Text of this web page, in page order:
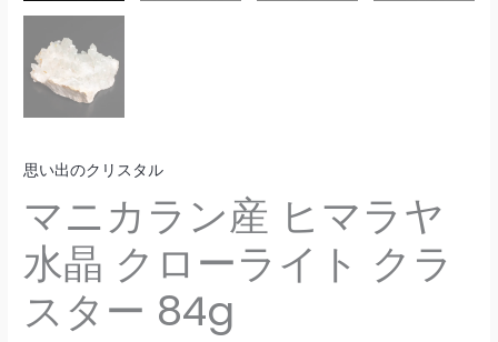
思い出のクリスタル
マニカラン産 ヒマラヤ
水晶 クローライト クラ
スター 84g